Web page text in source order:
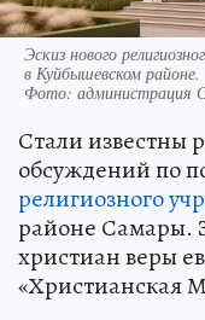
Эскиз нового
в Куйбышевском районе.
Фото: администрация
Стали известны
обсуждений по
религиозного
районе Самары.
христиан веры
«Христианская